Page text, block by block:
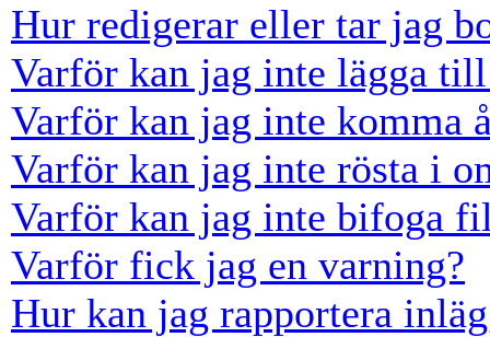
Hur redigerar eller tar jag
Varför kan jag inte lägga
Varför kan jag inte komma
Varför kan jag inte rösta i
Varför kan jag inte bifoga
Varför fick jag en varning?
Hur kan jag rapportera